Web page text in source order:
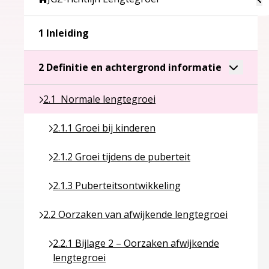
1 Inleiding
2 Definitie en achtergrond informatie Ga naar
Toggle
2.1 Normale lengtegroei
Ga naar pagina over 2.1 Normale lengtegroei
2.1.1 Groei bij kinderen
Ga naar pagina over 2.1.1 Groei bij kinderen
2.1.2 Groei tijdens de puberteit
Ga naar pagina over 2.1.2 Groei tijdens de
2.1.3 Puberteitsontwikkeling
Ga naar pagina over 2.1.3 Puberteitsontwikkeling
2.2 Oorzaken van afwijkende lengtegroei
Ga naar pagina over 2.2 Oorzaken van afwijkende
2.2.1 Bijlage 2 – Oorzaken afwijkende
lengtegroei
Ga naar pagina over 2.2.1 Bijlage 2 – Oorzaken